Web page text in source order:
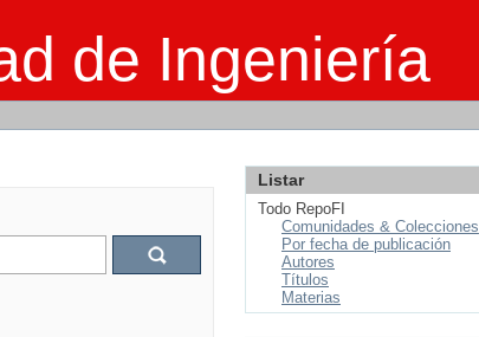
de Ingeniería
Listar
Todo RepoFI
Comunidades & Colecciones
Por fecha de publicación
Autores
Títulos
Materias